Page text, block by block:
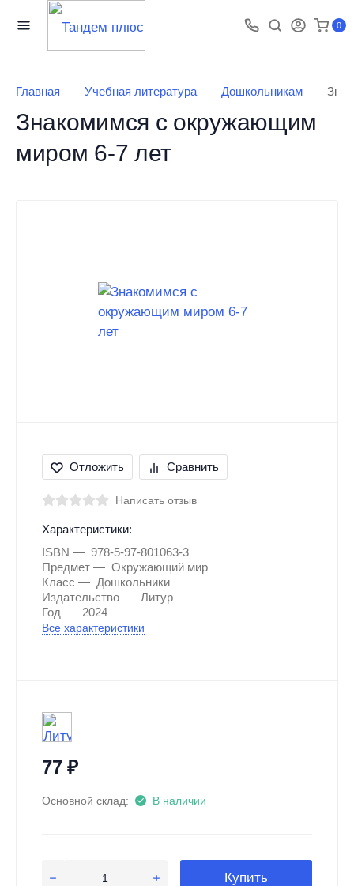
0
Главная Учебная литература Дошкольникам
Знакомимся с окружающим
миром 6-7 лет
Отложить Сравнить
Написать отзыв
Характеристики:
ISBN
978-5-97-801063-3
Предмет
Окружающий мир
Класс
Дошкольники
Издательство
Литур
Год
2024
Все характеристики
77₽
Основной склад: В наличии
Купить